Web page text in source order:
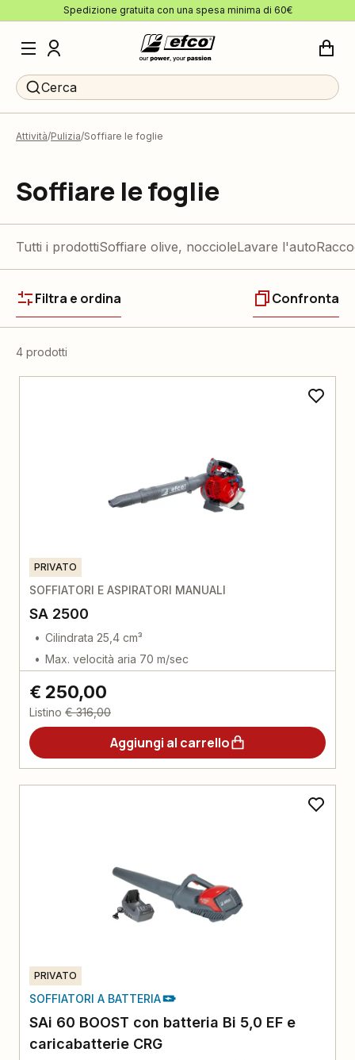
Spedizione gratuita con una spesa minima di 60€
Cerca
Attività Pulizia Soffiare le foglie
Soffiare le foglie
Tutti i prodottiSoffiare olive, noccioleLavare l'auto
Filtra e ordina Confronta
4 prodotti
PRIVATO
SOFFIATORI E ASPIRATORI MANUALI
SA 2500
Cilindrata 25,4 cm³
Max. velocità aria 70 m/sec
€ 250,00
Listino € 316,00
Aggiungi al carrello
PRIVATO
SOFFIATORI A BATTERIA
SAi 60 BOOST con batteria Bi 5,0 EF e
caricabatterie CRG